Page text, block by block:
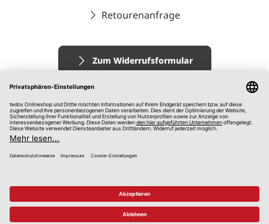
Retourenanfrage
Zum Widerrufsformular
© 2026 tedox KG
Impressum
AGB
Datenschutz
Hinweisgebersystem